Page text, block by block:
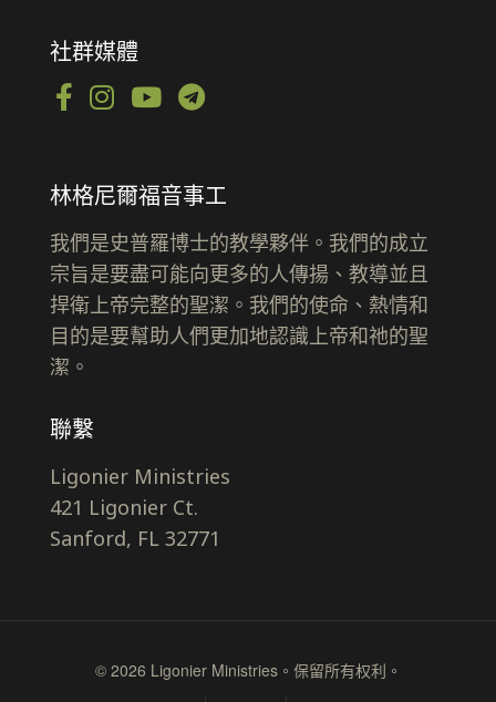
社群媒體
林格尼爾福音事工
我們是史普羅博士的教學夥伴。我們的成立
宗旨是要盡可能向更多的人傳揚、教導並且
捍衛上帝完整的聖潔。我們的使命、熱情和
目的是要幫助人們更加地認識上帝和祂的聖
潔。
聯繫
Ligonier Ministries
421 Ligonier Ct.
Sanford, FL 32771
© 2026 Ligonier Ministries。保留所有权利。